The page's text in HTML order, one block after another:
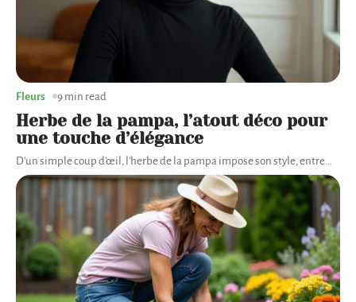
Herbe de la pampa, l’atout déco pour
une touche d’élégance
D'un simple coup d'œil, l'herbe de la pampa impose son style, entre
Fleurs 9 min read